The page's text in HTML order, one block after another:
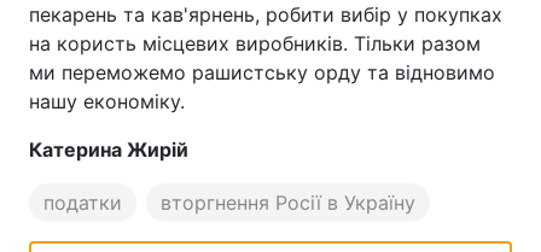
пекарень та кав'ярнень, робити вибір у покупках
на користь місцевих виробників. Тільки разом
ми переможемо рашистську орду та відновимо
нашу економіку.
Катерина Жирій
податки вторгнення Росії в Україну